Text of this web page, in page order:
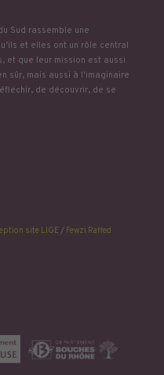
Sud rassemble une
et elles ont un rôle central
et que leur mission est aussi
sûr, mais aussi à l'imaginaire
de découvrir, de se
site LIGE/ Fewzi Raffed